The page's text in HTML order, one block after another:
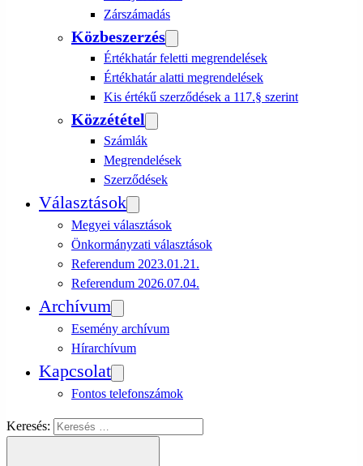
Zárszámadás
Közbeszerzés
Értékhatár feletti megrendelések
Értékhatár alatti megrendelések
Kis értékű szerződések a 117.§ szerint
Közzététel
Számlák
Megrendelések
Szerződések
Választások
Megyei választások
Önkormányzati választások
Referendum 2023.01.21.
Referendum 2026.07.04.
Archívum
Esemény archívum
Hírarchívum
Kapcsolat
Fontos telefonszámok
Keresés: